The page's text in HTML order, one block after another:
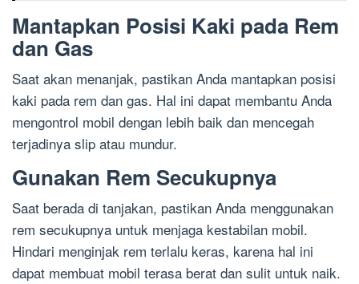
Mantapkan Posisi Kaki pada Rem
dan Gas
Saat akan menanjak, pastikan Anda mantapkan posisi
kaki pada rem dan gas. Hal ini dapat membantu Anda
mengontrol mobil dengan lebih baik dan mencegah
terjadinya slip atau mundur.
Gunakan Rem Secukupnya
Saat berada di tanjakan, pastikan Anda menggunakan
rem secukupnya untuk menjaga kestabilan mobil.
Hindari menginjak rem terlalu keras, karena hal ini
dapat membuat mobil terasa berat dan sulit untuk naik.